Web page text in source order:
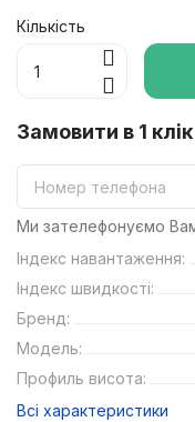
Кількість
Замовити в 1 клік
Ми зателефонуємо
Індекс навантаження:
Індекс швидкості:
Бренд:
Модель:
Профиль висота:
Всі характеристики